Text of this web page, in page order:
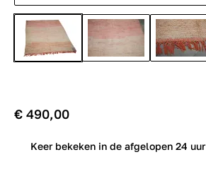
€ 490,00
Keer bekeken in de afgelopen 24 uur